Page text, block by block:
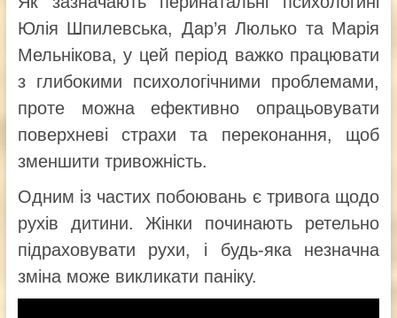
Юлія Шпилевська, Дар’я Люлько та Марія
Мельнікова, у цей період важко працювати
з глибокими психологічними проблемами,
проте можна ефективно опрацьовувати
поверхневі страхи та переконання, щоб
зменшити тривожність.
Одним із частих побоювань є тривога щодо
рухів дитини. Жінки починають ретельно
підраховувати рухи, і будь-яка незначна
зміна може викликати паніку.